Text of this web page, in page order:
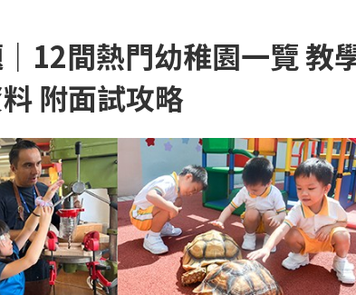
12間熱門幼稚園一覽 教
附面試攻略